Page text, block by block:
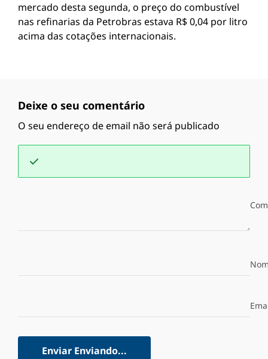
mercado desta segunda, o preço do combustível
nas refinarias da Petrobras estava R$ 0,04 por litro
acima das cotações internacionais.
Deixe o seu comentário
O seu endereço de email não será publicado
Enviar Enviando...